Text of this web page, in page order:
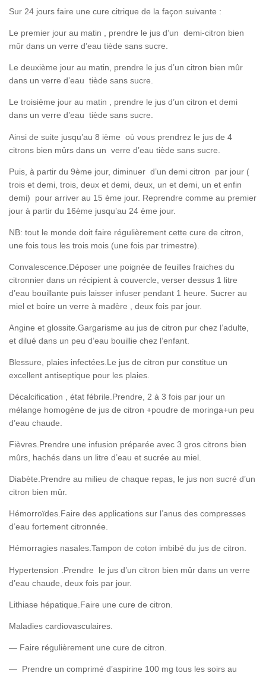
Sur 24 jours faire une cure citrique de la façon suivante :
Le premier jour au matin , prendre le jus d’un demi-citron bien
mûr dans un verre d’eau tiède sans sucre.
Le deuxième jour au matin, prendre le jus d’un citron bien mûr
dans un verre d’eau tiède sans sucre.
Le troisième jour au matin , prendre le jus d’un citron et demi
dans un verre d’eau tiède sans sucre.
Ainsi de suite jusqu’au 8 ième où vous prendrez le jus de 4
citrons bien mûrs dans un verre d’eau tiède sans sucre.
Puis, à partir du 9ème jour, diminuer d’un demi citron par jour (
trois et demi, trois, deux et demi, deux, un et demi, un et enfin
demi) pour arriver au 15 ème jour. Reprendre comme au premier
jour à partir du 16ème jusqu’au 24 ème jour.
NB: tout le monde doit faire régulièrement cette cure de citron,
une fois tous les trois mois (une fois par trimestre).
Convalescence.Déposer une poignée de feuilles fraiches du
citronnier dans un récipient à couvercle, verser dessus 1 litre
d’eau bouillante puis laisser infuser pendant 1 heure. Sucrer au
miel et boire un verre à madère , deux fois par jour.
Angine et glossite.Gargarisme au jus de citron pur chez l’adulte,
et dilué dans un peu d’eau bouillie chez l’enfant.
Blessure, plaies infectées.Le jus de citron pur constitue un
excellent antiseptique pour les plaies.
Décalcification , état fébrile.Prendre, 2 à 3 fois par jour un
mélange homogène de jus de citron +poudre de moringa+un peu
d’eau chaude.
Fièvres.Prendre une infusion préparée avec 3 gros citrons bien
mûrs, hachés dans un litre d’eau et sucrée au miel.
Diabète.Prendre au milieu de chaque repas, le jus non sucré d’un
citron bien mûr.
Hémorroïdes.Faire des applications sur l’anus des compresses
d’eau fortement citronnée.
Hémorragies nasales.Tampon de coton imbibé du jus de citron.
Hypertension .Prendre le jus d’un citron bien mûr dans un verre
d’eau chaude, deux fois par jour.
Lithiase hépatique.Faire une cure de citron.
Maladies cardiovasculaires.
— Faire régulièrement une cure de citron.
— Prendre un comprimé d’aspirine 100 mg tous les soirs au